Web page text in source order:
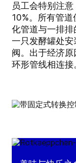
员工会特别注
10%。所有管
化管道与一排
一只发酵罐处
阀。出于经济
环形管线相连接